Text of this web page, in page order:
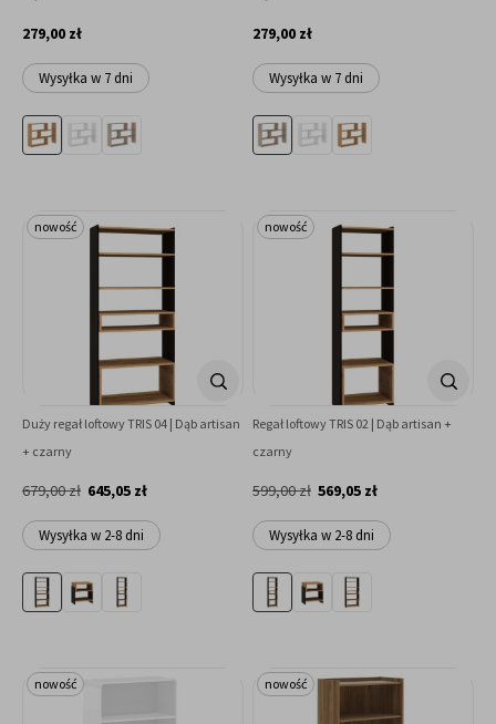
279,00 zł
Wysyłka w 7 dni
279,00 zł
Wysyłka w 7 dni
Duży regał loftowy TRIS 04 | Dąb artisan
+ czarny
645,05 zł
679,00 zł
Wysyłka w 2-8 dni
nowość
Regał loftowy TRIS 02 | Dąb artisan +
czarny
569,05 zł
599,00 zł
Wysyłka w 2-8 dni
nowość
nowość nowość